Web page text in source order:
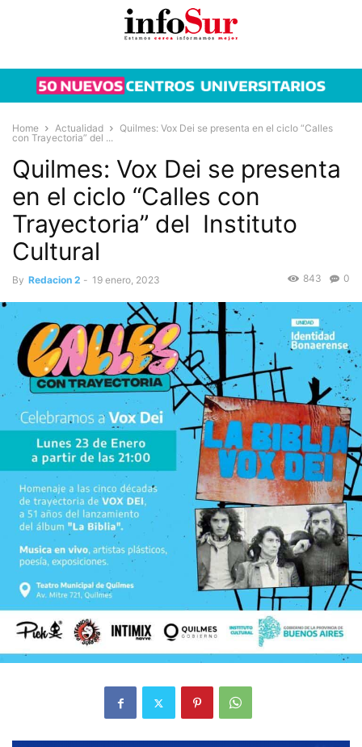
Home Actualidad
Quilmes: Vox Dei se presenta en el ciclo “Calles
con Trayectoria” del ...
Quilmes: Vox Dei se presenta
en el ciclo “Calles con
Trayectoria” del Instituto
Cultural
By Redacion 2 - 19 enero, 2023 0
843